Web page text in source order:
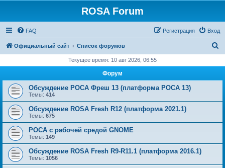
ROSA Forum
FAQ Вход
Регистрация
Официальный сайт Список форумов
с
Текущее время: 10 авг 2026, 06:55
Форум
Обсуждение РОСА Фреш 13 (платформа РОСА 13)
Темы: 414
Обсуждение ROSA Fresh R12 (платформа 2021.1)
Темы: 675
РОСА с рабочей средой GNOME
Темы: 149
Обсуждение ROSA Fresh R9-R11.1 (платформа 2016.1)
Темы: 1056